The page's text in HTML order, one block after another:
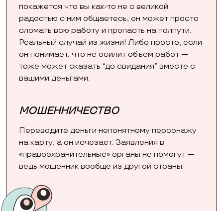
покажется что вы как-то не с великой
радостью с ним общаетесь, он может просто
сломать всю работу и пропасть на полпути.
Реальный случай из жизни! Либо просто, если
он понимает, что не осилит объем работ —
тоже может сказать “до свидания” вместе с
вашими деньгами.
МОШЕННИЧЕСТВО
Переводите деньги непонятному персонажу
на карту, а он исчезает. Заявления в
«правоохранительные» органы не помогут —
ведь мошенник вообще из другой страны.